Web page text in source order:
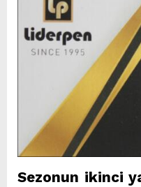
Sezonun ikinci